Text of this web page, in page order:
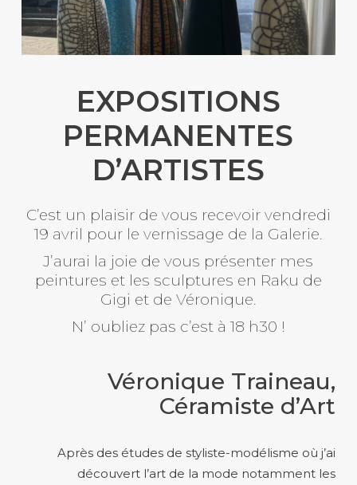
EXPOSITIONS
PERMANENTES
D’ARTISTES
C’est un plaisir de vous recevoir vendredi
19 avril pour le vernissage de la Galerie.
J’aurai la joie de vous présenter mes
peintures et les sculptures en Raku de
Gigi et de Véronique.
N’ oubliez pas c’est à 18 h30 !
Véronique Traineau,
Céramiste d’Art
Après des études de styliste-modélisme où j’ai
découvert l’art de la mode notamment les